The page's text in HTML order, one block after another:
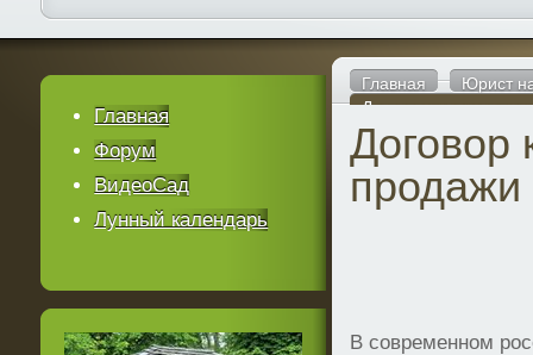
Главная
Юрист
Договор купли-
Договор
продажи
В современном
Главная
Форум
ВидеоСад
Лунный календарь